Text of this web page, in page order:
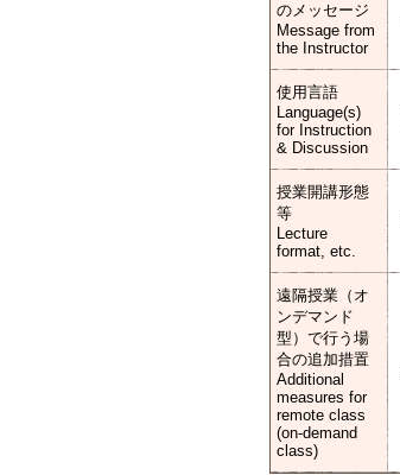
のメッセージ
Message from
the Instructor
使用言語
Language(s)
for Instruction
& Discussion
授業開講形態
等
Lecture
format, etc.
遠隔授業（オ
ンデマンド
型）で行う場
合の追加措置
Additional
measures for
remote class
(on-demand
class)